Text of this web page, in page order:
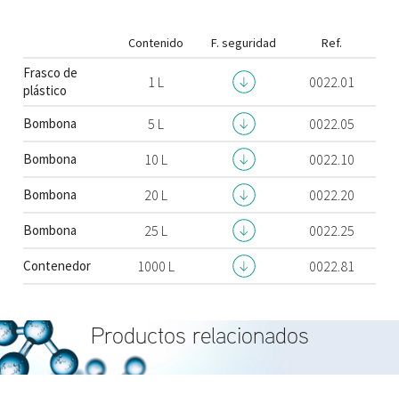
Contenido F. seguridad Ref.
Frasco de
plástico
1 L 0022.01
Bombona 5 L 0022.05
Bombona 10 L 0022.10
Bombona 20 L 0022.20
Bombona 25 L 0022.25
Contenedor 1000 L 0022.81
Productos relacionados